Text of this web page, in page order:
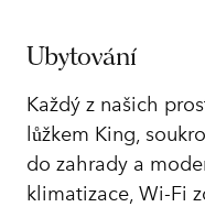
Ubytování
Každý z našich
lůžkem King,
do zahrady a
klimatizace, Wi-Fi